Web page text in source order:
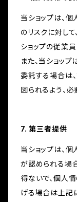
当ショップは、
のリスクに対し
ショップの従業
また、当ショッ
委託する場合は
図られるよう、
7. 第三者提供
当ショップは、
が認められる場
得ないで、個人
げる場合は上記